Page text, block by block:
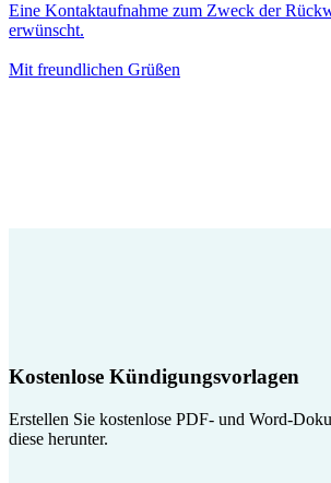
Eine Kontaktaufnahme zum Zweck der
erwünscht.
Mit freundlichen Grüßen
Kostenlose Kündigungsvorlagen
Erstellen Sie kostenlose PDF- und Word-
diese herunter.